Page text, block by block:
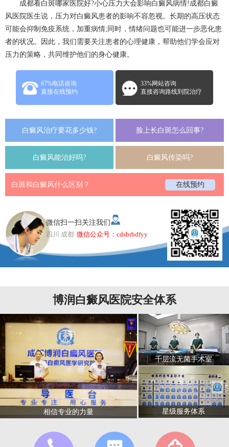
成都看白斑哪家医院好?小心压力大会影响白癜风病情! 成都白癜
风医院 医生说，压力对白癜风患者的影响不容忽视。长期的高压状态
可能会抑制免疫系统，加重病情;同时，情绪问题也可能进一步恶化患
者的状况。因此，我们需要关注患者的心理健康，帮助他们学会应对
压力的策略，共同维护他们的身心健康。
67%电话咨询
直接在线预约
33%网站咨询
直接咨询路线到院治疗
白癜风治疗要花多少钱? 脸上长白斑怎么回事?
白癜风能治好吗? 白癜风传染吗?
白斑和白癜风什么区别？ 在线预约
微信扫一扫关注我们
四川 成都 微信公众号：cdsbrbdfyy
博润白癜风医院安全体系
相信专业的力量
千层流无菌手术室
星级服务体系